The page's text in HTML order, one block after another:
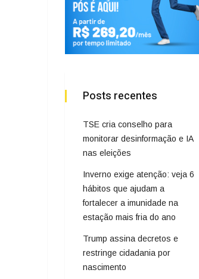
Posts recentes
TSE cria conselho para
monitorar desinformação e IA
nas eleições
Inverno exige atenção: veja 6
hábitos que ajudam a
fortalecer a imunidade na
estação mais fria do ano
Trump assina decretos e
restringe cidadania por
nascimento